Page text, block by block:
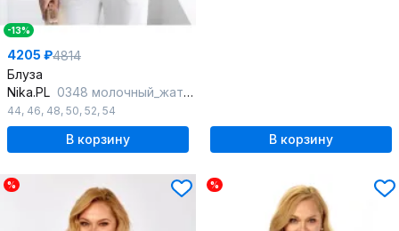
-13%
4205 ₽4814
Блуза
Nika.PL 0348 молочный_жатка
44, 46, 48, 50, 52, 54
В корзину В корзину
% %